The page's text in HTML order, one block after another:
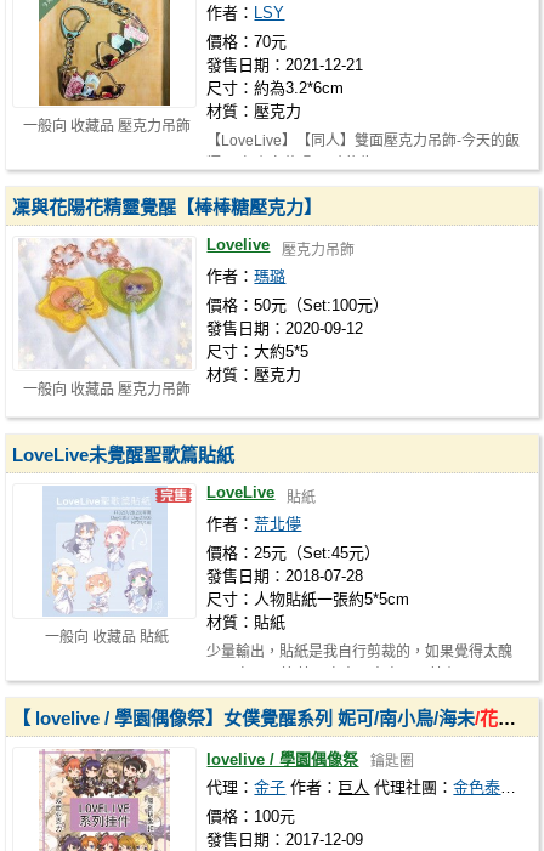
一般向 收藏品 壓克力吊飾
作者： LSY
價格：70元
發售日期：2021-12-21
尺寸：約為3.2*6cm
材質：壓克力
【LoveLive】【同人】雙面壓克力吊飾-今天的飯
一般向 收藏品 壓克力吊飾
凜與花陽花精靈覺醒【棒棒糖壓克力】
Lovelive 壓克力吊飾
作者：瑪璐
價格：50元（Set:100元）
發售日期：2020-09-12
尺寸：大約5*5
材質：壓克力
一般向 收藏品 貼紙
LoveLive未覺醒聖歌篇貼紙
LoveLive 貼紙
作者：荒北儚
價格：25元（Set:45元）
發售日期：2018-07-28
尺寸：人物貼紙一張約5*5cm
材質：貼紙
少量輸出，貼紙是我自行剪裁的，如果覺得太醜
【 lovelive / 學園偶像祭】女僕覺醒系列 妮可/南小鳥/海未/花陽
lovelive / 學園偶像祭 鑰匙圈
代理：金子 作者： 巨人 代理社團：金色泰迪熊工作室
價格：100元
發售日期：2017-12-09